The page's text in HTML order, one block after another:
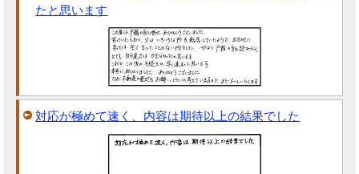
たと思います
対応が極めて速く、内容は期待以上の結果でした